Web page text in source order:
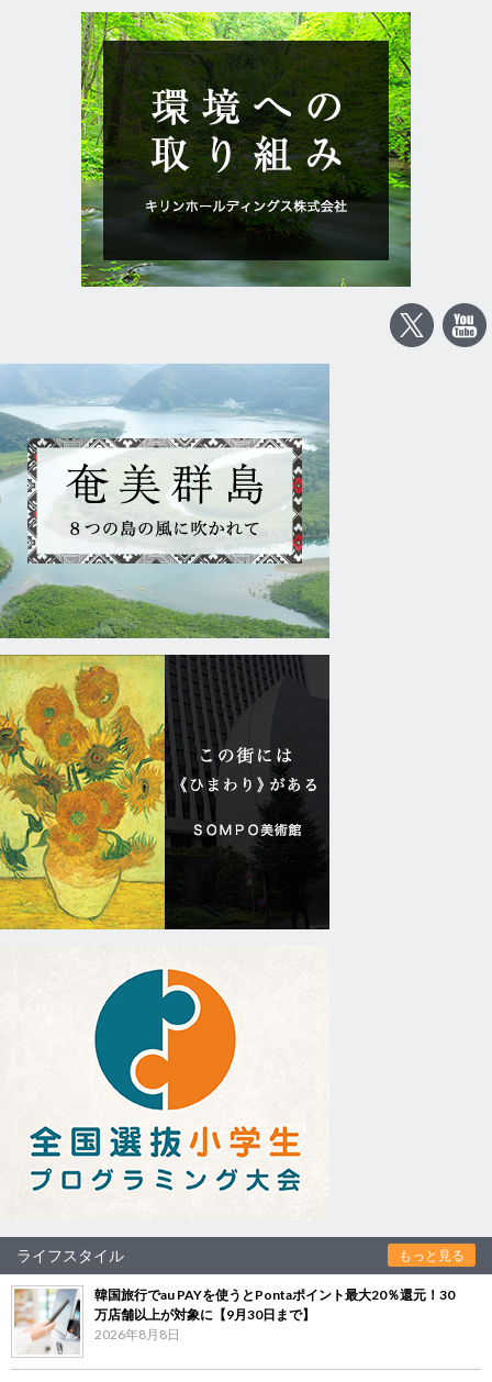
ライフスタイル もっと見る
韓国旅行でau PAYを使うとPontaポイント最大20％還元！30
万店舗以上が対象に【9月30日まで】
2026年8月8日